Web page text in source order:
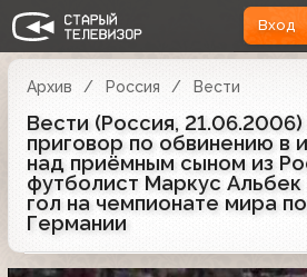
Вход
Архив Россия Вести
Вести (Россия,
приговор по обвинению в
над приёмным сыном из
футболист Маркус
гол на чемпионате мира
Германии